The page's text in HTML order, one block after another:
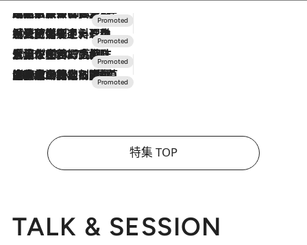
2026.7.31
【ホテル帰省】という選択肢をOMOが提案。家族とほどよい距離を保つには「昼は実家、夜は気兼ねなくホテルで！」
2026.7.24
【夏限定ディナーコース】旬を迎える稚鮎や花ズッキーニなどをイタリア・トスカーナの郷土料理の手法で満喫！
2026.7.17
「土佐和ハーブかき氷」がOMO7高知に登場！生姜、山椒、大葉など目にも舌にも涼を呼ぶ郷土の味
2026.7.10
NEW OPEN！【界 草津】名湯の地に誕生。趣の異なる2種の温泉と上州ならではの会席・蕎麦割烹など美食を味わう究極の癒やし旅
特集 TOP
TALK & SESSION